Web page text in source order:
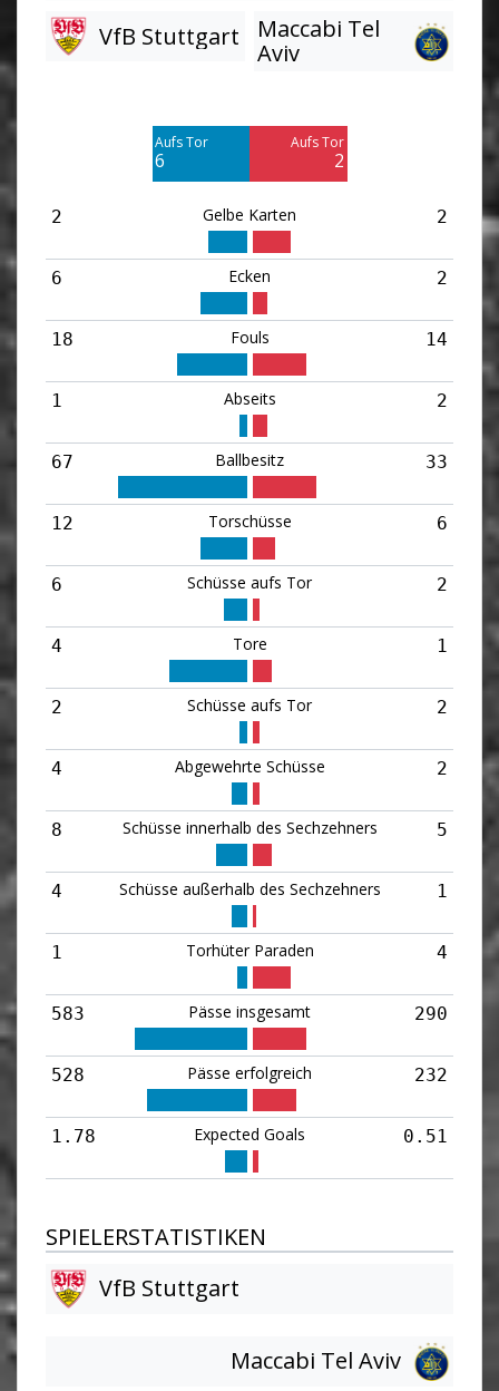
VfB Stuttgart
Maccabi Tel
Aviv
Aufs Tor
6
Aufs Tor
2
2 Gelbe Karten 2
6 Ecken 2
18 Fouls 14
1 Abseits 2
67 Ballbesitz 33
12 Torschüsse 6
6 Schüsse aufs Tor 2
4 Tore 1
2 Schüsse aufs Tor 2
4 Abgewehrte Schüsse 2
8 Schüsse innerhalb des Sechzehners 5
4 Schüsse außerhalb des Sechzehners 1
1 Torhüter Paraden 4
583 Pässe insgesamt 290
528 Pässe erfolgreich 232
1.78 Expected Goals 0.51
SPIELERSTATISTIKEN
VfB Stuttgart
Maccabi Tel Aviv